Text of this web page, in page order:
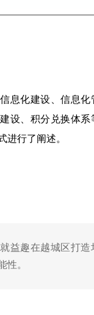
息化建设、信息化
设、积分兑换体
进行了阐述。
益趣在越城区打造
性。